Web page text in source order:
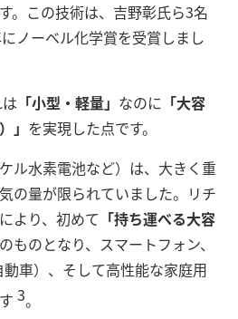
。この技術は、吉野彰氏ら3名
ノーベル化学賞を受賞しまし
「小型・軽量」 なのに 「大容
」 を実現した点です。
ル水素電池など）は、大きく重
の量が限られていました。リチ
より、初めて 「持ち運べる大容
ものとなり、スマートフォン、
動車）、そして高性能な家庭用
3。